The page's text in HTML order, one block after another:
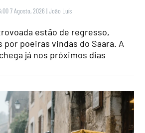
7 Agosto, 2026 |João Luís
estão de regresso,
por poeiras vindas do Saara. A
já nos próximos dias